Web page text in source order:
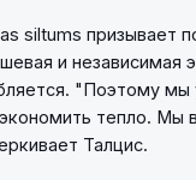
siltums призывает
и независимая
"Поэтому мы
тепло. Мы
Талцис.